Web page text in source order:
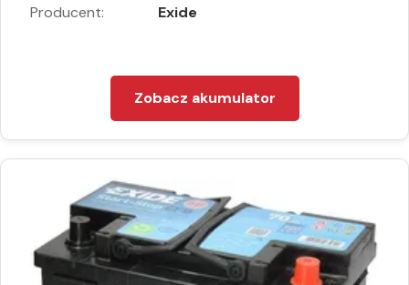
Producent: Exide
Zobacz akumulator